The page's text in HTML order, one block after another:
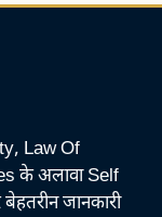
Law Of
के अलावा Self
जानकारी